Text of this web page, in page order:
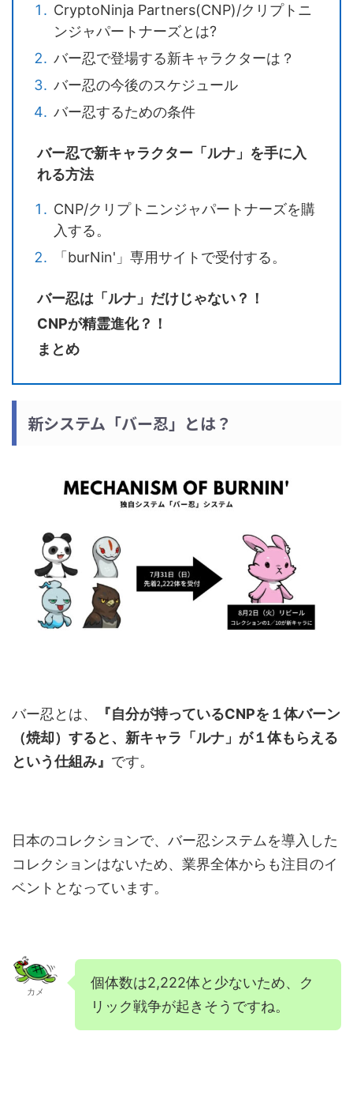
CryptoNinja Partners(CNP)/クリプトニ
ンジャパートナーズとは?
バー忍で登場する新キャラクターは？
バー忍の今後のスケジュール
バー忍するための条件
バー忍で新キャラクター「ルナ」を手に入
れる方法
CNP/クリプトニンジャパートナーズを購
入する。
「burNin'」専用サイトで受付する。
バー忍は「ルナ」だけじゃない？！
CNPが精霊進化？！
まとめ
新システム「バー忍」とは？
バー忍とは、
『自分が持っているCNPを１体バーン
（焼却）すると、新キャラ「ルナ」が１体もらえる
という仕組み』 です。
日本のコレクションで、バー忍システムを導入した
コレクションはないため、業界全体からも注目のイ
ベントとなっています。
カメ
個体数は2,222体と少ないため、ク
リック戦争が起きそうですね。